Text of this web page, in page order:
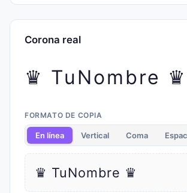
Corona real
♛ TuNombre ♛
FORMATO DE COPIA
En línea Vertical Coma
♛ TuNombre ♛